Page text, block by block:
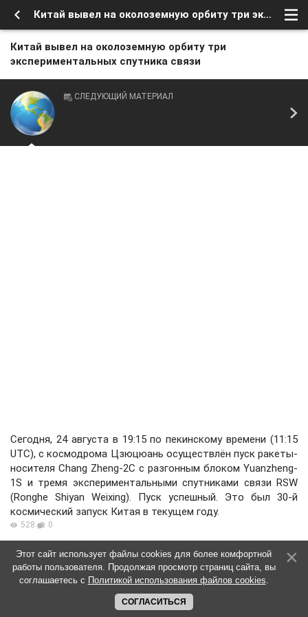
Китай вывел на околоземную орбиту три экспериментальных спутника связи
Китай вывел на околоземную орбиту три
экспериментальных спутника связи
СЛЕДУЮЩИЙ МАТЕРИАЛ
Сегодня, 24 августа в 19:15 по пекинскому времени (11:15
UTC), с космодрома Цзюцюань осуществлён пуск ракеты-
носителя Chang Zheng-2C c разгонным блоком Yuanzheng-
1S и тремя экспериментальными спутниками связи RSW
(Ronghe Shiyan Weixing). Пуск успешный. Это был 30-й
космический запуск Китая в текущем году.
528 0
Этот сайт использует файлы cookies для более комфортной
работы пользователя. Продолжая просмотр страниц сайта, вы
соглашаетесь с Политикой использования файлов cookies.
СОГЛАСИТЬСЯ